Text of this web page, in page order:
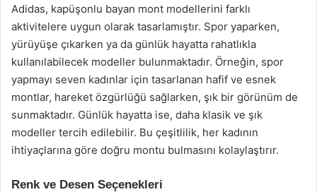
Adidas, kapüşonlu bayan mont modellerini farklı
aktivitelere uygun olarak tasarlamıştır. Spor yaparken,
yürüyüşe çıkarken ya da günlük hayatta rahatlıkla
kullanılabilecek modeller bulunmaktadır. Örneğin, spor
yapmayı seven kadınlar için tasarlanan hafif ve esnek
montlar, hareket özgürlüğü sağlarken, şık bir görünüm de
sunmaktadır. Günlük hayatta ise, daha klasik ve şık
modeller tercih edilebilir. Bu çeşitlilik, her kadının
ihtiyaçlarına göre doğru montu bulmasını kolaylaştırır.
Renk ve Desen Seçenekleri